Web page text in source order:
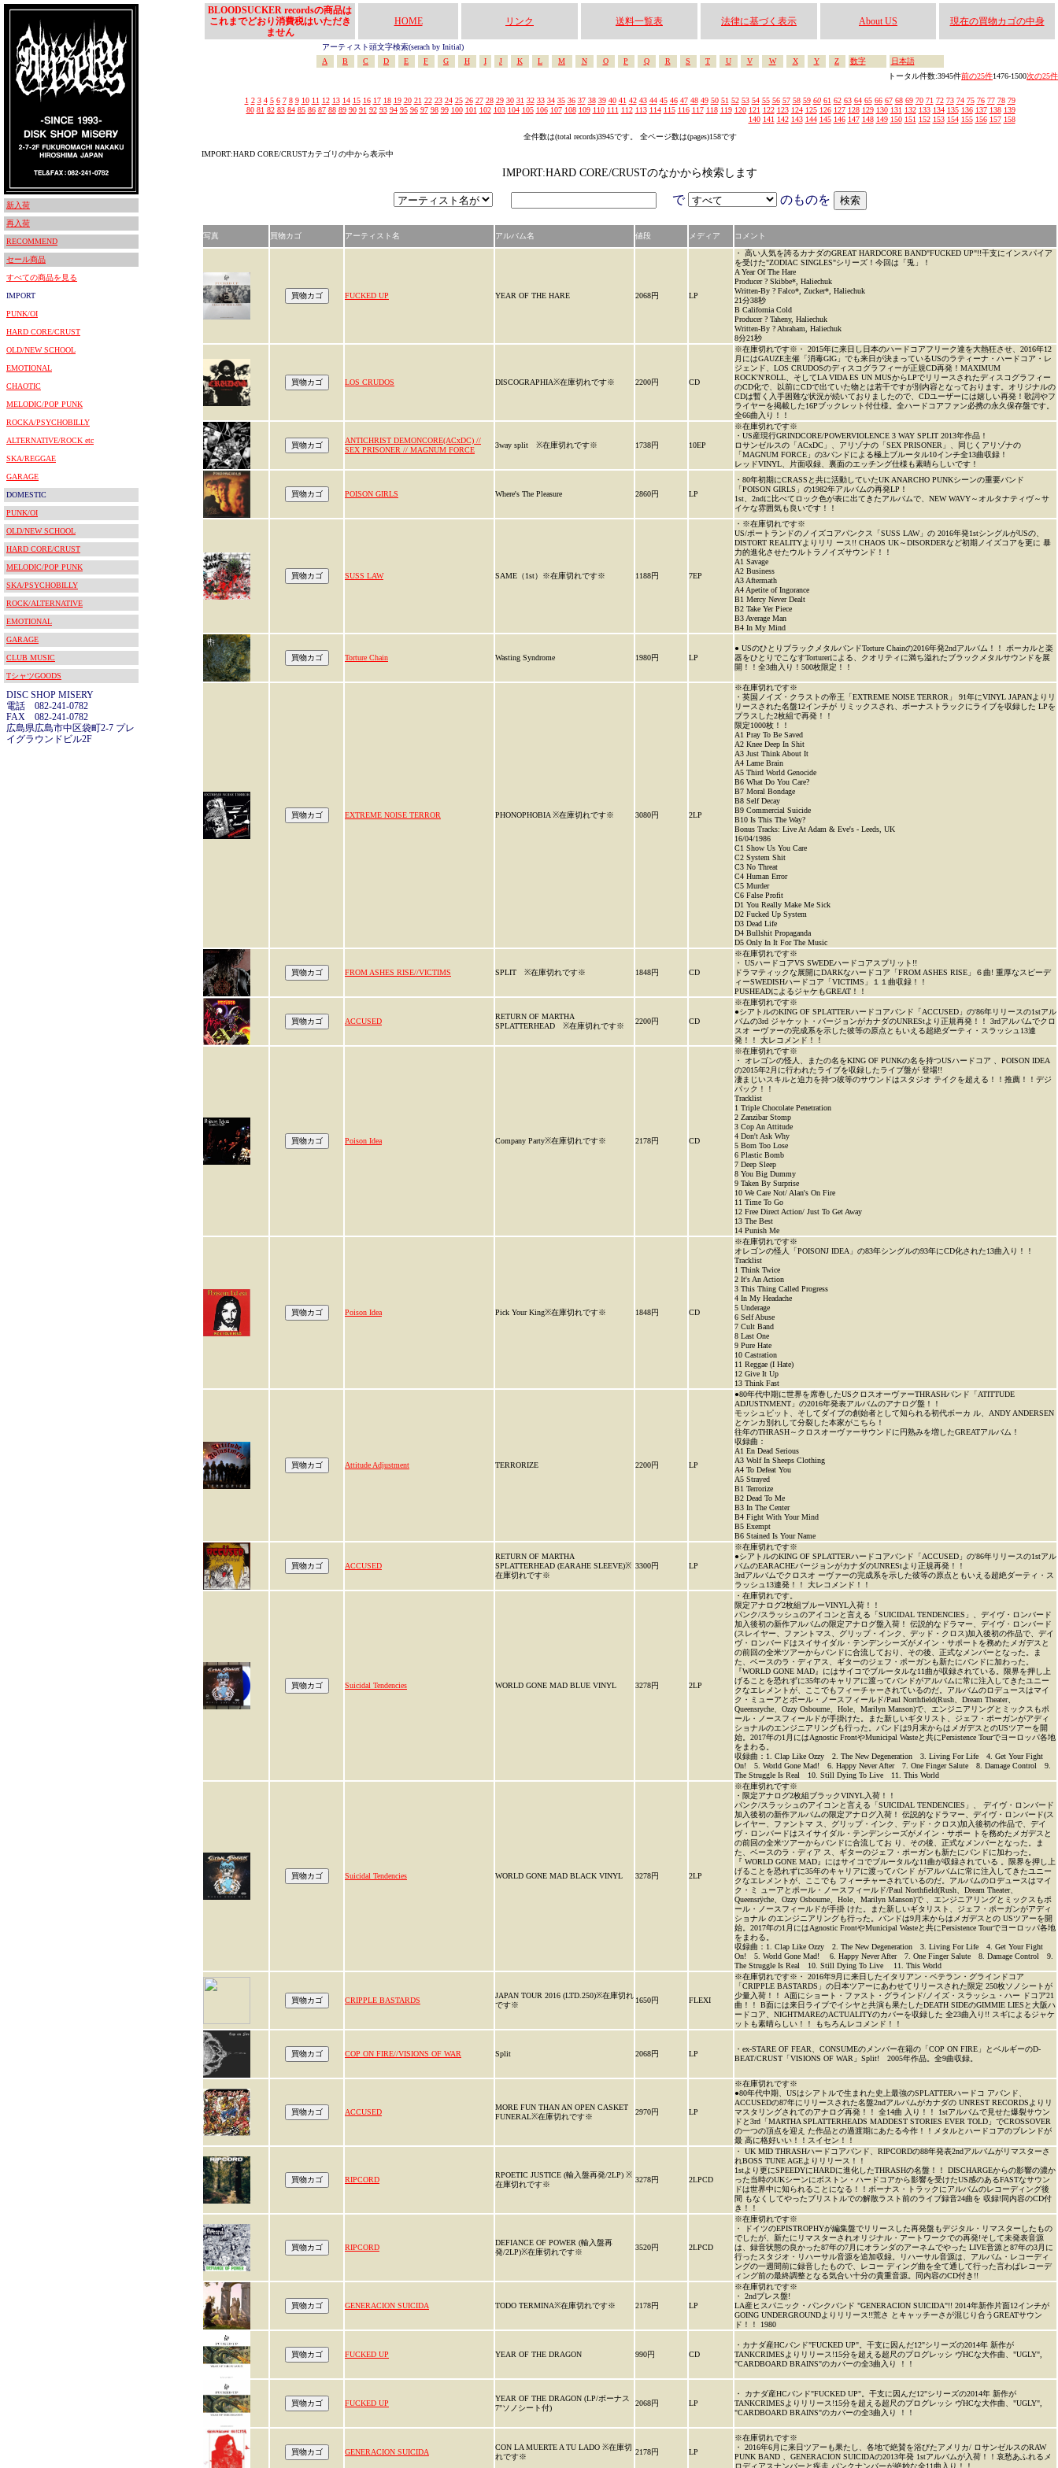
新入荷
再入荷
RECOMMEND
セール商品
すべての商品を見る
IMPORT
PUNK/OI
HARD CORE/CRUST
OLD/NEW SCHOOL
EMOTIONAL
CHAOTIC
MELODIC/POP PUNK
ROCKA/PSYCHOBILLY
ALTERNATIVE/ROCK etc
SKA/REGGAE
GARAGE
DOMESTIC
PUNK/OI
OLD/NEW SCHOOL
HARD CORE/CRUST
MELODIC/POP PUNK
SKA/PSYCHOBILLY
ROCK/ALTERNATIVE
EMOTIONAL
GARAGE
CLUB MUSIC
TシャツGOODS
DISC SHOP MISERY
電話 082-241-0782
FAX 082-241-0782
広島県広島市中区袋町2-7 プレ
イグラウンドビル2F
BLOODSUCKER recordsの商品は
これまでどおり消費税はいただき
ません
HOME リンク 送料一覧表 法律に基づく表示 About US 現在の買物カゴの中身
アーティスト頭文字検索(serach by Initial)
A
B C D E F G H I J K L M N O P Q R S T U V W X Y Z 数字
日本語
トータル件数:3945件前の25件1476-1500次の25件
1 2 3 4 5 6 7 8 9 10 11 12 13 14 15 16 17 18 19 20 21 22 23 24 25 26 27 28 29 30 31 32 33 34 35 36 37 38 39 40 41 42 43 44 45 46 47 48 49 50 51 52 53 54 55 56 57 58 59 60 61 62 63 64 65 66 67 68 69 70 71 72 73 74 75 76 77 78 79
80 81 82 83 84 85 86 87 88 89 90 91 92 93 94 95 96 97 98 99 100 101 102 103 104 105 106 107 108 109 110 111 112 113 114 115 116 117 118 119 120 121 122 123 124 125 126 127 128 129 130 131 132 133 134 135 136 137 138 139
140 141 142 143 144 145 146 147 148 149 150 151 152 153 154 155 156 157 158
全件数は(total records)3945です。 全ページ数は(pages)158です
IMPORT:HARD CORE/CRUSTカテゴリの中から表示中
IMPORT:HARD CORE/CRUSTのなかから検索します
で のものを
写真 買物カゴ アーティスト名 アルバム名 値段 メディア コメント
FUCKED UP YEAR OF THE HARE 2068円 LP
・ 高い人気を誇るカナダのGREAT HARDCORE BAND"FUCKED UP"!!干支にインスパイア
を受けた"ZODIAC SINGLES"シリーズ！今回は「兎」！
A Year Of The Hare
Producer ? Skibbe*, Haliechuk
Written-By ? Falco*, Zucker*, Haliechuk
21分38秒
B California Cold
Producer ? Taheny, Haliechuk
Written-By ? Abraham, Haliechuk
8分21秒
LOS CRUDOS DISCOGRAPHIA※在庫切れです※ 2200円 CD
※在庫切れです※・ 2015年に来日し日本のハードコアフリーク達を大熱狂させ、2016年12
月にはGAUZE主催「消毒GIG」でも来日が決まっているUSのラティーナ・ハードコア・レ
ジェンド、LOS CRUDOSのディスコグラフィーが正規CD再発！MAXIMUM
ROCK'N'ROLL、そしてLA VIDA ES UN MUSからLPでリリースされたディスコグラフィー
のCD化で、以前にCDで出ていた物とは若干ですが別内容となっております。オリジナルの
CDは暫く入手困難な状況が続いておりましたので、CDユーザーには嬉しい再発！歌詞やフ
ライヤーを掲載した16Pブックレット付仕様。全ハードコアファン必携の永久保存盤です。
全66曲入り！！
ANTICHRIST DEMONCORE(ACxDC) //
SEX PRISONER // MAGNUM FORCE
3way split ※在庫切れです※ 1738円 10EP
※在庫切れです※
・US産現行GRINDCORE/POWERVIOLENCE 3 WAY SPLIT 2013年作品！
ロサンゼルスの「ACxDC」、アリゾナの「SEX PRISONER」、同じくアリゾナの
「MAGNUM FORCE」の3バンドによる極上ブルータル10インチ全13曲収録！
レッドVINYL、片面収録、裏面のエッチング仕様も素晴らしいです！
POISON GIRLS Where's The Pleasure 2860円 LP
・80年初期にCRASSと共に活動していたUK ANARCHO PUNKシーンの重要バンド
「POISON GIRLS」の1982年アルバムの再発LP！
1st、2ndに比べてロック色が表に出てきたアルバムで、NEW WAVY～オルタナティヴ～サ
イケな雰囲気も良いです！！
SUSS LAW SAME（1st）※在庫切れです※ 1188円 7EP
・※在庫切れです※
US/ポートランドのノイズコアパンクス「SUSS LAW」の 2016年発1stシングルがUSの、
DISTORT REALITYよりリリ ース!! CHAOS UK～DISORDERなど初期ノイズコアを更に 暴
力的進化させたウルトラノイズサウンド！！
A1 Savage
A2 Business
A3 Aftermath
A4 Apetite of Ingorance
B1 Mercy Never Dealt
B2 Take Yer Piece
B3 Average Man
B4 In My Mind
Torture Chain Wasting Syndrome 1980円 LP
● USのひとりブラックメタルバンドTorture Chainの2016年発2ndアルバム！！ ボーカルと楽
器をひとりでこなすTorturerによる、クオリティに満ち溢れたブラックメタルサウンドを展
開！！全3曲入り！500枚限定！！
EXTREME NOISE TERROR PHONOPHOBIA ※在庫切れです※ 3080円 2LP
※在庫切れです※
・英国ノイズ・クラストの帝王「EXTREME NOISE TERROR」 91年にVINYL JAPANよりリ
リースされた名盤12インチが リミックスされ、ボーナストラックにライブを収録した LPを
プラスした2枚組で再発！！
限定1000枚！！
A1 Pray To Be Saved
A2 Knee Deep In Shit
A3 Just Think About It
A4 Lame Brain
A5 Third World Genocide
B6 What Do You Care?
B7 Moral Bondage
B8 Self Decay
B9 Commercial Suicide
B10 Is This The Way?
Bonus Tracks: Live At Adam & Eve's - Leeds, UK
16/04/1986
C1 Show Us You Care
C2 System Shit
C3 No Threat
C4 Human Error
C5 Murder
C6 False Profit
D1 You Really Make Me Sick
D2 Fucked Up System
D3 Dead Life
D4 Bullshit Propaganda
D5 Only In It For The Music
FROM ASHES RISE//VICTIMS SPLIT ※在庫切れです※ 1848円 CD
※在庫切れです※
・ USハードコアVS SWEDEハードコアスプリット!!
ドラマティックな展開にDARKなハードコア「FROM ASHES RISE」６曲! 重厚なスピーデ
ィーSWEDISHハードコア「VICTIMS」１１曲収録！！
PUSHEADによるジャケもGREAT！！
ACCUSED
RETURN OF MARTHA
SPLATTERHEAD ※在庫切れです※
2200円 CD
※在庫切れです※
●シアトルのKING OF SPLATTERハードコアバンド「ACCUSED」の'86年リリースの1stアル
バムの3rd ジャケット・バージョンがカナダのUNREStより正規再発！！ 3rdアルバムでクロ
スオ ーヴァーの完成系を示した彼等の原点ともいえる超絶ダーティ・スラッシュ13連
発！！ 大レコメンド！！
Poison Idea Company Party※在庫切れです※ 2178円 CD
※在庫切れです※
・ オレゴンの怪人、またの名をKING OF PUNKの名を持つUSハードコア 、POISON IDEA
の2015年2月に行われたライブを収録したライブ盤が 登場!!
凄まじいスキルと迫力を持つ彼等のサウンドはスタジオ テイクを超える！！推薦！！デジ
パック！！
Tracklist
1 Triple Chocolate Penetration
2 Zanzibar Stomp
3 Cop An Attitude
4 Don't Ask Why
5 Born Too Lose
6 Plastic Bomb
7 Deep Sleep
8 You Big Dummy
9 Taken By Surprise
10 We Care Not/ Alan's On Fire
11 Time To Go
12 Free Direct Action/ Just To Get Away
13 The Best
14 Punish Me
Poison Idea Pick Your King※在庫切れです※ 1848円 CD
※在庫切れです※
オレゴンの怪人「POISONJ IDEA」の83年シングルの93年にCD化された13曲入り！！
Tracklist
1 Think Twice
2 It's An Action
3 This Thing Called Progress
4 In My Headache
5 Underage
6 Self Abuse
7 Cult Band
8 Last One
9 Pure Hate
10 Castration
11 Reggae (I Hate)
12 Give It Up
13 Think Fast
Attitude Adjustment TERRORIZE 2200円 LP
●80年代中期に世界を席巻したUSクロスオーヴァーTHRASHバンド「ATITTUDE
ADJUSTNMENT」の2016年発表アルバムのアナログ盤！！
モッシュピット、そしてダイブの創始者として知られる初代ボーカ ル、ANDY ANDERSEN
とケンカ別れして分裂した本家がこちら！
往年のTHRASH～クロスオーヴァーサウンドに円熟みを増したGREATアルバム！
収録曲：
A1 En Dead Serious
A3 Wolf In Sheeps Clothing
A4 To Defeat You
A5 Strayed
B1 Terrorize
B2 Dead To Me
B3 In The Center
B4 Fight With Your Mind
B5 Exempt
B6 Stained Is Your Name
ACCUSED
RETURN OF MARTHA
SPLATTERHEAD (EARAHE SLEEVE)※
在庫切れです※
3300円 LP
※在庫切れです※
●シアトルのKING OF SPLATTERハードコアバンド「ACCUSED」の'86年リリースの1stアル
バムのEARACHEバージョンがカナダのUNREStより正規再発！！
3rdアルバムでクロスオ ーヴァーの完成系を示した彼等の原点ともいえる超絶ダーティ・ス
ラッシュ13連発！！ 大レコメンド！！
Suicidal Tendencies WORLD GONE MAD BLUE VINYL 3278円 2LP
・在庫切れです。
限定アナログ2枚組ブルーVINYL入荷！！
パンク/スラッシュのアイコンと言える「SUICIDAL TENDENCIES」、デイヴ・ロンバード
加入後初の新作アルバムの限定アナログ盤入荷！ 伝説的なドラマー、デイヴ・ロンバード
(スレイヤー、ファントマス、グリップ・インク、デッド・クロス)加入後初の作品で、デイ
ヴ・ロンバードはスイサイダル・テンデンシーズがメイン・サポートを務めたメガデスと
の前回の全米ツアーからバンドに合流しており、その後、正式なメンバーとなった。ま
た、ベースのラ・ディアス、ギターのジェフ・ポーガンも新たにバンドに加わった。
『WORLD GONE MAD』にはサイコでブルータルな11曲が収録されている。限界を押し上
げることを恐れずに35年のキャリアに渡ってバンドがアルバムに常に注入してきたユニー
クなエレメントが、ここでもフィーチャーされているのだ。アルバムのロデュースはマイ
ク・ミューアとポール・ノースフィールド/Paul Northfield(Rush、Dream Theater、
Queensryche、Ozzy Osbourne、Hole、Marilyn Manson)で、エンジニアリングとミックスもポ
ール・ノースフィールドが手掛けた。また新しいギタリスト、ジェフ・ポーガンがアディ
ショナルのエンジニアリングも行った。バンドは9月末からはメガデスとのUSツアーを開
始。2017年の1月にはAgnostic FrontやMunicipal Wasteと共にPersistence Tourでヨーロッパ各地
をまわる。
収録曲：1. Clap Like Ozzy 2. The New Degeneration 3. Living For Life 4. Get Your Fight
On! 5. World Gone Mad! 6. Happy Never After 7. One Finger Salute 8. Damage Control 9.
The Struggle Is Real 10. Still Dying To Live 11. This World
Suicidal Tendencies WORLD GONE MAD BLACK VINYL 3278円 2LP
※在庫切れです※
・限定アナログ2枚組ブラックVINYL入荷！！
パンク/スラッシュのアイコンと言える「SUICIDAL TENDENCIES」、 デイヴ・ロンバード
加入後初の新作アルバムの限定アナログ入荷！ 伝説的なドラマー、デイヴ・ロンバード(ス
レイヤー、ファントマ ス、グリップ・インク、デッド・クロス)加入後初の作品で、デイ
ヴ・ロンバードはスイサイダル・テンデンシーズがメイン・サポー トを務めたメガデスと
の前回の全米ツアーからバンドに合流してお り、その後、正式なメンバーとなった。ま
た、ベースのラ・ディア ス、ギターのジェフ・ポーガンも新たにバンドに加わった。
『 WORLD GONE MAD』にはサイコでブルータルな11曲が収録されている 。限界を押し上
げることを恐れずに35年のキャリアに渡ってバンド がアルバムに常に注入してきたユニー
クなエレメントが、ここでも フィーチャーされているのだ。アルバムのロデュースはマイ
ク・ミ ューアとポール・ノースフィールド/Paul Northfield(Rush、Dream Theater、
Queensrÿche、Ozzy Osbourne、Hole、Marilyn Manson)で 、エンジニアリングとミックスもポ
ール・ノースフィールドが手掛 けた。また新しいギタリスト、ジェフ・ポーガンがアディ
ショナル のエンジニアリングも行った。バンドは9月末からはメガデスとの USツアーを開
始。2017年の1月にはAgnostic FrontやMunicipal Wasteと共にPersistence Tourでヨーロッパ各地
をまわる。
収録曲：1. Clap Like Ozzy 2. The New Degeneration 3. Living For Life 4. Get Your Fight
On! 5. World Gone Mad! 6. Happy Never After 7. One Finger Salute 8. Damage Control 9.
The Struggle Is Real 10. Still Dying To Live 11. This World
CRIPPLE BASTARDS
JAPAN TOUR 2016 (LTD.250)※在庫切れ
です※
1650円 FLEXI
※在庫切れです※・ 2016年9月に来日したイタリアン・ベテラン・グラインドコア
「CRIPPLE BASTARDS」の日本ツアーにあわせてリリースされた限定 250枚ソノシートが
少量入荷！！ A面にショート・ファスト・グラインド/ノイズ・スラッシュ・ハー ドコア21
曲！！ B面には来日ライブでイシヤと共演も果たしたDEATH SIDEのGIMMIE LIESと大阪ハ
ードコア、NIGHTMAREのACTUALITYのカバーを収録した 全23曲入り!! スギによるジャケ
ットも素晴らしい！！ もちろんレコメンド！！
COP ON FIRE//VISIONS OF WAR Split 2068円 LP
・ex-STARE OF FEAR、CONSUMEのメンバー在籍の「COP ON FIRE」とベルギーのD-
BEAT/CRUST「VISIONS OF WAR」Split! 2005年作品。全9曲収録。
ACCUSED
MORE FUN THAN AN OPEN CASKET
FUNERAL※在庫切れです※
2970円 LP
※在庫切れです※
●80年代中期、USはシアトルで生まれた史上最強のSPLATTERハードコ アバンド、
ACCUSEDの87年にリリースされた名盤2ndアルバムがカナダの UNREST RECORDSよりリ
マスタリングされてのアナログ再発！！ 全14曲 入り！！ 1stアルバムで見せた爆裂サウン
ドと3rd「MARTHA SPLATTERHEADS MADDEST STORIES EVER TOLD」でCROSSOVER
の一つの頂点を迎え た作品との過渡期にあたる今作！！メタルとハードコアのブレンドが
最 高に格好いい！！スイセン！！
RIPCORD
RPOETIC JUSTICE (輸入盤再発/2LP) ※
在庫切れです※
3278円 2LPCD
・ UK MID THRASHハードコアバンド、RIPCORDの88年発表2ndアルバムがリマスターさ
れBOSS TUNE AGEよりリリース！！
1stより更にSPEEDYにHARDに進化したTHRASHの名盤！！ DISCHARGEからの影響の濃か
った当時のUKシーンにボストン・ハードコアから影響を受けたUS感のあるFASTなサウン
ドは世界中に知られることになる！！ボーナス・トラックにアルバムのレコーディング後
間 もなくしてやったブリストルでの解散ラスト前のライブ録音24曲を 収録!同内容のCD付
き！！
RIPCORD
DEFIANCE OF POWER (輸入盤再
発/2LP)※在庫切れです※
3520円 2LPCD
※在庫切れです※
・ ドイツのEPISTROPHYが編集盤でリリースした再発盤もデジタル・リマスターしたもの
でしたが、新たにリマスターされオリジナル・アートワークでの再発!そして未発表音源
は、録音状態の良かった87年の7月にオランダのアーネムでやった LIVE音源と87年の3月に
行ったスタジオ・リハーサル音源を追加収録。リハーサル音源は、アルバム・レコーディ
ングの一週間前に録音したもので、レコー ディング曲を全て通して行った言わばレコーデ
ィング前の最終調整となる気合い十分の貴重音源。同内容のCD付き!!
GENERACION SUICIDA TODO TERMINA※在庫切れです※ 2178円 LP
※在庫切れです※
・ 2ndプレス盤!
LA産ヒスパニック・パンクバンド "GENERACION SUICIDA"!! 2014年新作片面12インチが
GOING UNDERGROUNDよりリリース!!荒さ とキャッチーさが混じり合うGREATサウン
ド！！ 1980
FUCKED UP YEAR OF THE DRAGON 990円 CD
・カナダ産HCバンド"FUCKED UP"。干支に因んだ12"シリーズの2014年 新作が
TANKCRIMESよりリリース!15分を超える超尺のプログレッシ ヴHCな大作曲、"UGLY",
"CARDBOARD BRAINS"のカバーの全3曲入り ！！
FUCKED UP
YEAR OF THE DRAGON (LP/ボーナス
7"ソノシート付)
2068円 LP
・ カナダ産HCバンド"FUCKED UP"。干支に因んだ12"シリーズの2014年 新作が
TANKCRIMESよりリリース!15分を超える超尺のプログレッシ ヴHCな大作曲、"UGLY",
"CARDBOARD BRAINS"のカバーの全3曲入り ！！
GENERACION SUICIDA
CON LA MUERTE A TU LADO ※在庫切
れです※
2178円 LP
※在庫切れです※
・ 2016年6月に来日ツアーも果たし、各地で絶賛を浴びたアメリカ/ ロサンゼルスのRAW
PUNK BAND 、GENERACION SUICIDAの2013年発 1stアルバムが入荷！！哀愁あふれるメ
ロディアスナンバーと疾走 パンクナンバーが絶妙な全11曲入り！！